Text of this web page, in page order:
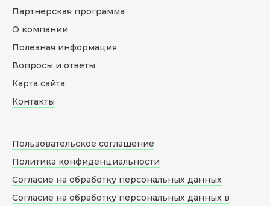
Партнерская программа
О компании
Полезная информация
Вопросы и ответы
Карта сайта
Контакты
Пользовательское соглашение
Политика конфиденциальности
Согласие на обработку персональных данных
Согласие на обработку персональных данных в